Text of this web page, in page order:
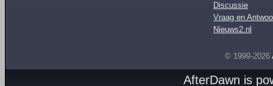
Discussie
Vraag en
Nieuws2.nl
© 1999-2026
AfterDawn is